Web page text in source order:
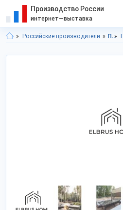
Производство России
интернет—выставка
Российские производители Пермский край